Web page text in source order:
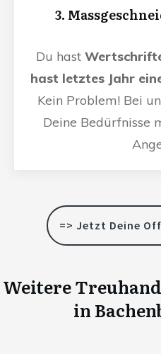
3.
Du hast
hast letztes Jahr
Kein Problem! Bei
Deine Bedürfnisse
=> Jetzt Deine
Weitere
in